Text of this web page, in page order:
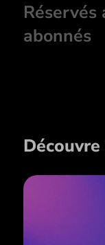
Réservés
abonnés